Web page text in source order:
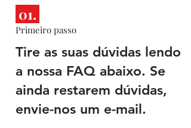
01.
Primeiro passo
Tire as suas dúvidas lendo
a nossa FAQ abaixo. Se
ainda restarem dúvidas,
envie-nos um e-mail.